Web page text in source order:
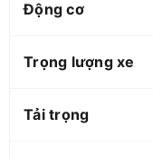
Động cơ
Trọng lượng xe
Tải trọng